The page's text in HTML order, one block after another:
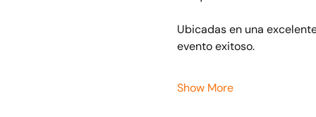
Ubicadas en una
evento exitoso.
Show More